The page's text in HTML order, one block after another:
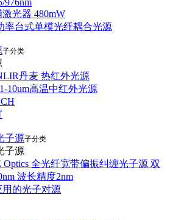
976nm
激光器 480mW
率台式单模光纤耦合光源
子分类
丹麦 热红外光源
10um高温中红外光源
子源子分类
子源
Optics 全光纤宽带偏振纠缠光子源 双
波长精度2nm
用的光子对源